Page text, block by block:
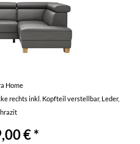
Home
rechts inkl. Kopfteil verstellbar, Leder,
€ *